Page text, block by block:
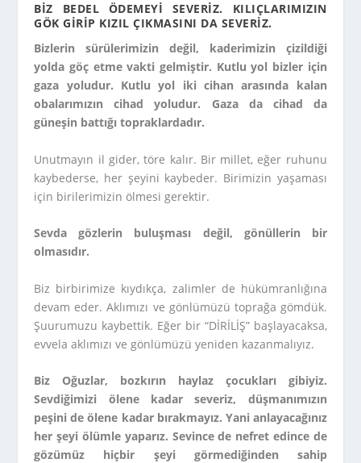
BIZ BEDEL ÖDEMEYI SEVERIZ. KILIÇLARIMIZIN
GÖK GIRIP KIZIL ÇIKMASINI DA SEVERIZ.
Bizlerin sürülerimizin değil, kaderimizin çizildiği
yolda göç etme vakti gelmiştir. Kutlu yol bizler için
gaza yoludur. Kutlu yol iki cihan arasında kalan
obalarımızın cihad yoludur. Gaza da cihad da
güneşin battığı topraklardadır.
Unutmayın il gider, töre kalır. Bir millet, eğer ruhunu
kaybederse, her şeyini kaybeder. Birimizin yaşaması
için birilerimizin ölmesi gerektir.
Sevda gözlerin buluşması değil, gönüllerin bir
olmasıdır.
Biz birbirimize kıydıkça, zalimler de hükümranlığına
devam eder. Aklımızı ve gönlümüzü toprağa gömdük.
Şuurumuzu kaybettik. Eğer bir “DİRİLİŞ” başlayacaksa,
evvela aklımızı ve gönlümüzü yeniden kazanmalıyız.
Biz Oğuzlar, bozkırın haylaz çocukları gibiyiz.
Sevdiğimizi ölene kadar severiz, düşmanımızın
peşini de ölene kadar bırakmayız. Yani anlayacağınız
her şeyi ölümle yaparız. Sevince de nefret edince de
gözümüz hiçbir şeyi görmediğinden sahip